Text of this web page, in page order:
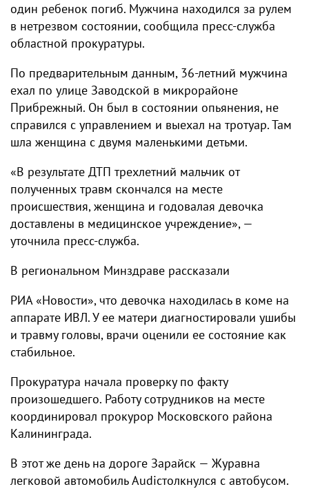
один ребенок погиб. Мужчина находился за рулем
в нетрезвом состоянии, сообщила пресс-служба
областной прокуратуры.
По предварительным данным, 36-летний мужчина
ехал по улице Заводской в микрорайоне
Прибрежный. Он был в состоянии опьянения, не
справился с управлением и выехал на тротуар. Там
шла женщина с двумя маленькими детьми.
«В результате ДТП трехлетний мальчик от
полученных травм скончался на месте
происшествия, женщина и годовалая девочка
доставлены в медицинское учреждение», —
уточнила пресс-служба.
В региональном Минздраве рассказали
РИА «Новости», что девочка находилась в коме на
аппарате ИВЛ. У ее матери диагностировали ушибы
и травму головы, врачи оценили ее состояние как
стабильное.
Прокуратура начала проверку по факту
произошедшего. Работу сотрудников на месте
координировал прокурор Московского района
Калининграда.
В этот же день на дороге Зарайск — Журавна
легковой автомобиль Audiстолкнулся с автобусом.